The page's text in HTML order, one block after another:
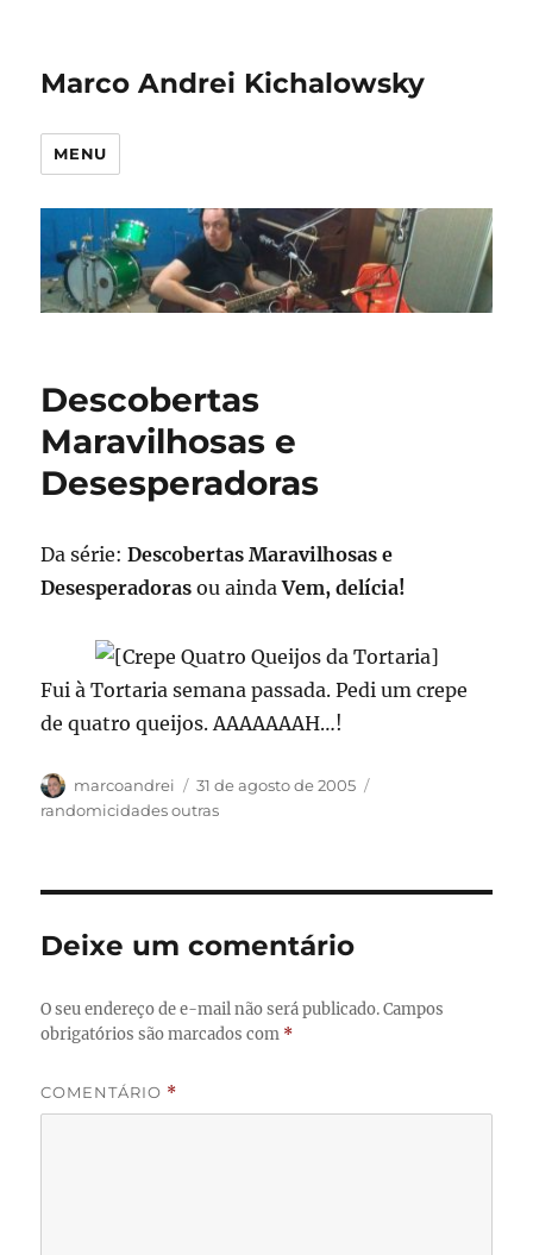
Marco Andrei Kichalowsky
MENU
Descobertas
Maravilhosas e
Desesperadoras
Da série:Descobertas Maravilhosas e
Desesperadoras ou aindaVem, delícia!
Fui à Tortaria semana passada. Pedi um crepe
de quatro queijos. AAAAAAAH…!
Autor
marcoandrei
Publicado
em
31 de agosto de 2005
randomicidades outras
Deixe um comentário
O seu endereço de e-mail não será publicado. Campos
obrigatórios são marcados com *
COMENTÁRIO *